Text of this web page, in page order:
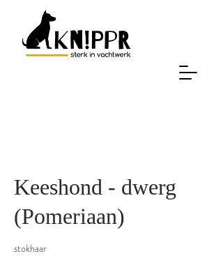
Keeshond - dwerg
(Pomeriaan)
stokhaar